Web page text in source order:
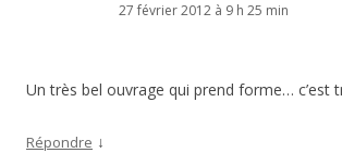
27 février 2012 à 9 h 25 min
Un très bel ouvrage qui prend forme… c’est
Répondre ↓